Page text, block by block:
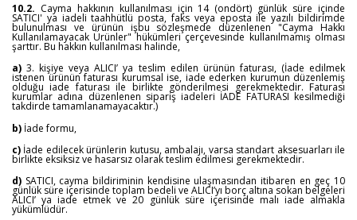
10.2. Cayma hakkının kullanılması için 14 (ondört) günlük süre içinde
SATICI' ya iadeli taahhütlü posta, faks veya eposta ile yazılı bildirimde
bulunulması ve ürünün işbu sözleşmede düzenlenen "Cayma Hakkı
Kullanılamayacak Ürünler" hükümleri çerçevesinde kullanılmamış olması
şarttır. Bu hakkın kullanılması halinde,
a) 3. kişiye veya ALICI’ ya teslim edilen ürünün faturası, (İade edilmek
istenen ürünün faturası kurumsal ise, iade ederken kurumun düzenlemiş
olduğu iade faturası ile birlikte gönderilmesi gerekmektedir. Faturası
kurumlar adına düzenlenen sipariş iadeleri İADE FATURASI kesilmediği
takdirde tamamlanamayacaktır.)
b) İade formu,
c) İade edilecek ürünlerin kutusu, ambalajı, varsa standart aksesuarları ile
birlikte eksiksiz ve hasarsız olarak teslim edilmesi gerekmektedir.
d) SATICI, cayma bildiriminin kendisine ulaşmasından itibaren en geç 10
günlük süre içerisinde toplam bedeli ve ALICI’yı borç altına sokan belgeleri
ALICI’ ya iade etmek ve 20 günlük süre içerisinde malı iade almakla
yükümlüdür.